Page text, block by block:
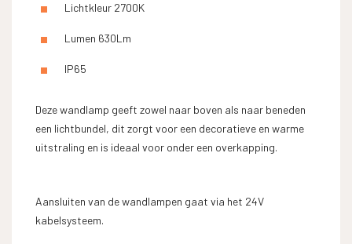
Lichtkleur 2700K
Lumen 630Lm
IP65
Deze wandlamp geeft zowel naar boven als naar beneden
een lichtbundel, dit zorgt voor een decoratieve en warme
uitstraling en is ideaal voor onder een overkapping.
Aansluiten van de wandlampen gaat via het 24V
kabelsysteem.